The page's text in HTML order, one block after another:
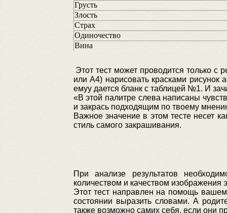
Грусть
Злость
Страх
Одиночество
Вина
Этот тест может проводится только с
или А4) нарисовать красками рисунок
емуу дается бланк с таблицей №1. И
«В этой палитре слева написаны
и закрась подходящим по твоему
Важное значение в этом тесте несет
стиль самого закрашивания.
При анализе результатов
количеством и качеством изображения
Этот тест направлен на помощь
состоянии выразить словами. А
также возможно самих себя, если они